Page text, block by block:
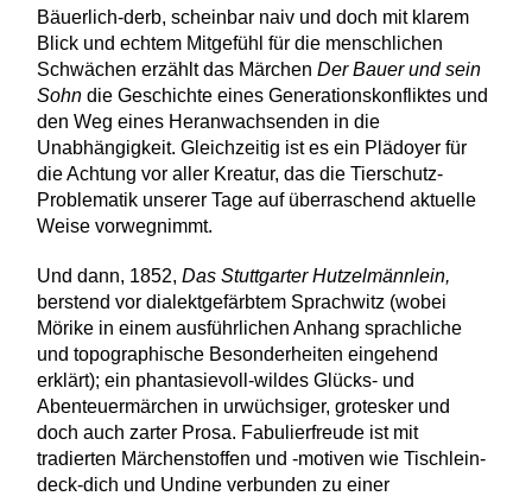
Bäuerlich-derb, scheinbar naiv und doch mit klarem
Blick und echtem Mitgefühl für die menschlichen
Schwächen erzählt das MärchenDer Bauer und sein
Sohn die Geschichte eines Generationskonfliktes und
den Weg eines Heranwachsenden in die
Unabhängigkeit. Gleichzeitig ist es ein Plädoyer für
die Achtung vor aller Kreatur, das die Tierschutz-
Problematik unserer Tage auf überraschend aktuelle
Weise vorwegnimmt.
Und dann, 1852,Das Stuttgarter Hutzelmännlein,
berstend vor dialektgefärbtem Sprachwitz (wobei
Mörike in einem ausführlichen Anhang sprachliche
und topographische Besonderheiten eingehend
erklärt); ein phantasievoll-wildes Glücks- und
Abenteuermärchen in urwüchsiger, grotesker und
doch auch zarter Prosa. Fabulierfreude ist mit
tradierten Märchenstoffen und -motiven wie Tischlein-
deck-dich und Undine verbunden zu einer